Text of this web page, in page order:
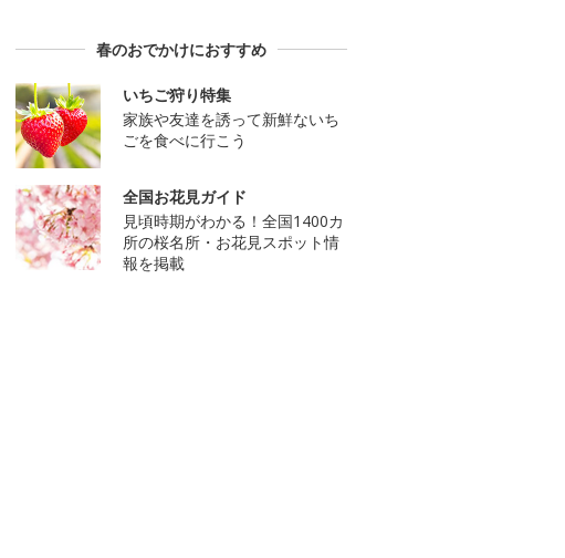
春のおでかけにおすすめ
いちご狩り特集
家族や友達を誘って新鮮ないち
ごを食べに行こう
全国お花見ガイド
見頃時期がわかる！全国1400カ
所の桜名所・お花見スポット情
報を掲載